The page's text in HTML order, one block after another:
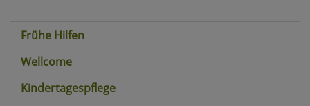
Frühe Hilfen
Wellcome
Kindertagespflege